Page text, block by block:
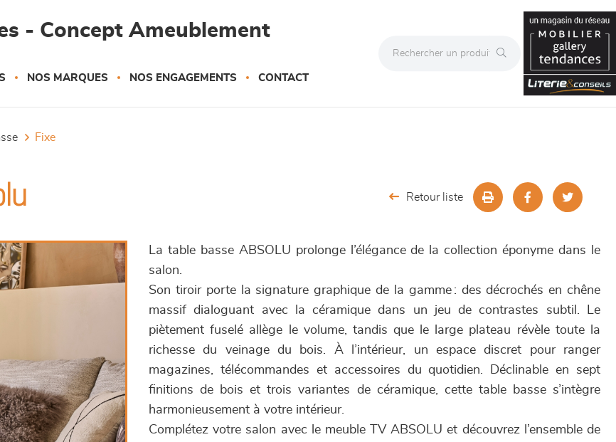
- Concept Ameublement
NOS MARQUES NOS ENGAGEMENTS CONTACT
fixe
Retour liste
La table basse ABSOLU prolonge l’élégance de la collection éponyme dans le
salon.
Son tiroir porte la signature graphique de la gamme : des décrochés en chêne
massif dialoguant avec la céramique dans un jeu de contrastes subtil. Le
piètement fuselé allège le volume, tandis que le large plateau révèle toute la
richesse du veinage du bois. À l’intérieur, un espace discret pour ranger
magazines, télécommandes et accessoires du quotidien. Déclinable en sept
finitions de bois et trois variantes de céramique, cette table basse s’intègre
harmonieusement à votre intérieur.
Complétez votre salon avec le meuble TV ABSOLU et découvrez l’ensemble de